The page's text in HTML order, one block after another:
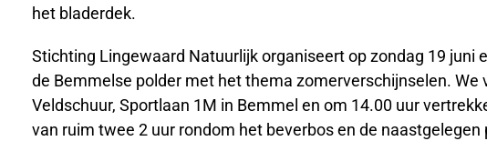
het bladerdek.
Stichting Lingewaard Natuurlijk organiseert op zondag 19 juni
de Bemmelse polder met het thema zomerverschijnselen. We
Veldschuur, Sportlaan 1M in Bemmel en om 14.00 uur
van ruim twee 2 uur rondom het beverbos en de naastgelegen